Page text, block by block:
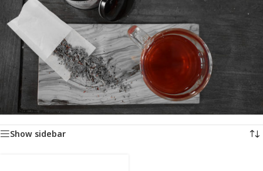
Αρχική σελίδα/Προϊόντα με ετικέτα “σμιλευση γλουτων”
Εμφάνιση του μοναδικού αποτελέσματος
Show sidebar